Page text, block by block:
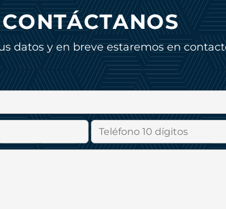
CONTÁCTANOS
datos y en breve estaremos en